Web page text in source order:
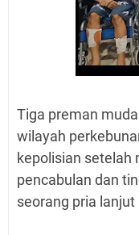
Tiga preman
wilayah
kepolisian setelah
pencabulan dan
seorang pria